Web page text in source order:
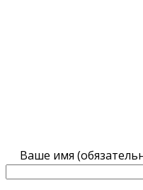
Ваше имя